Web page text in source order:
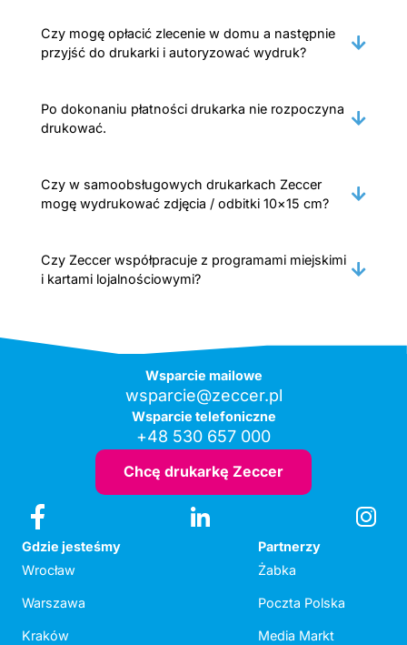
Czy mogę opłacić zlecenie w domu a następnie
przyjść do drukarki i autoryzować wydruk?
Po dokonaniu płatności drukarka nie rozpoczyna
drukować.
Czy w samoobsługowych drukarkach Zeccer
mogę wydrukować zdjęcia / odbitki 10×15 cm?
Czy Zeccer współpracuje z programami miejskimi
i kartami lojalnościowymi?
Wsparcie mailowe
wsparcie@zeccer.pl
Wsparcie telefoniczne
+48 530 657 000
Chcę drukarkę Zeccer
Gdzie jesteśmy
Wrocław
Warszawa
Kraków
Partnerzy
Żabka
Poczta Polska
Media Markt